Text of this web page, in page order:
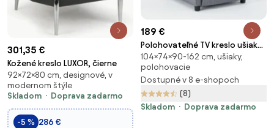
301,35 €
Kožené kreslo LUXOR, čierne
92×72×80 cm, designové, v
modernom štýle
Skladom
Doprava zadarmo
-5 % 286 €
189 €
Polohovateľné TV kreslo ušiak
STILO — látka, sivá, nosnosť
130 kg
104×74×90-162 cm, ušiaky,
polohovacie
Dostupné v 8 e-shopoch
(8)
Skladom
Doprava zadarmo